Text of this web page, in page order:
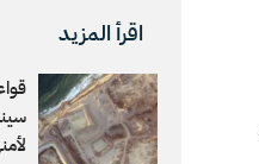
اقرأ المزيد